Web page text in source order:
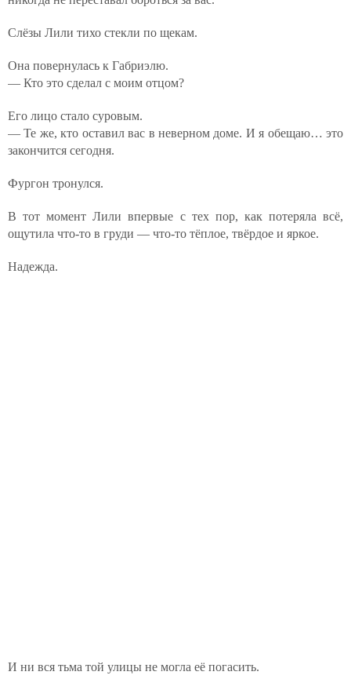
Слёзы Лили тихо стекли по щекам.
Она повернулась к Габриэлю.
— Кто это сделал с моим отцом?
Его лицо стало суровым.
— Те же, кто оставил вас в неверном доме. И я обещаю… это
закончится сегодня.
Фургон тронулся.
В тот момент Лили впервые с тех пор, как потеряла всё,
ощутила что-то в груди — что-то тёплое, твёрдое и яркое.
Надежда.
И ни вся тьма той улицы не могла её погасить.